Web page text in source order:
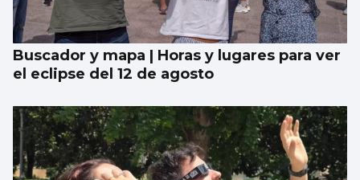
Buscador y mapa | Horas y lugares para ver
el eclipse del 12 de agosto